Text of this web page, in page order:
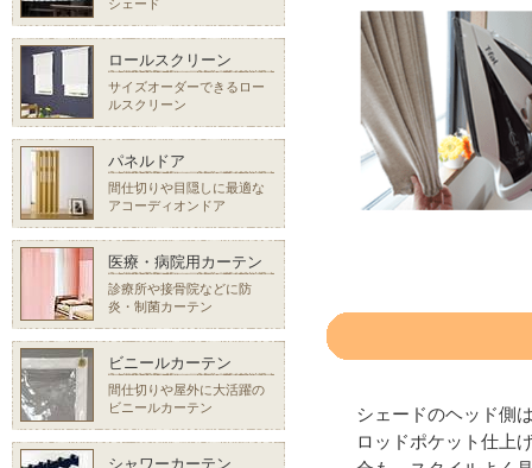
シェードのヘッド側
ロッドポケット仕上
シェード
ロールスクリーン
サイズオーダーできるロー
ルスクリーン
パネルドア
間仕切りや目隠しに最適な
アコーディオンドア
医療・病院用カーテン
診療所や接骨院などに防
炎・制菌カーテン
ビニールカーテン
間仕切りや屋外に大活躍の
ビニールカーテン
シャワーカーテン